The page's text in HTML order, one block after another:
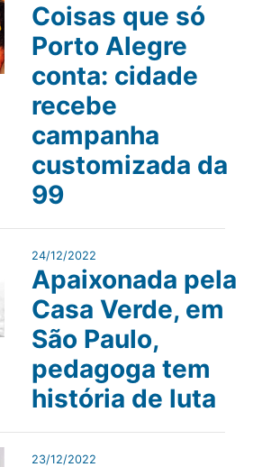
Coisas que só
Porto Alegre
conta: cidade
recebe
campanha
customizada da
99
24/12/2022
Apaixonada pela
Casa Verde, em
São Paulo,
pedagoga tem
história de luta
23/12/2022